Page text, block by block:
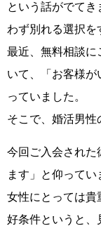
という話がでてき
わず別れる選択を
最近、無料相談に
いて、
「お客様
っていました。
そこで、 婚活男性
今回ご入会された
ます」
と仰ってい
女性にとっては貴
好条件というと、